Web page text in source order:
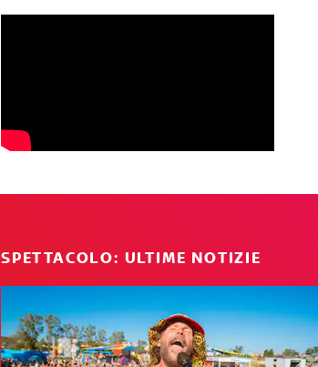
SPETTACOLO: ULTIME NOTIZIE